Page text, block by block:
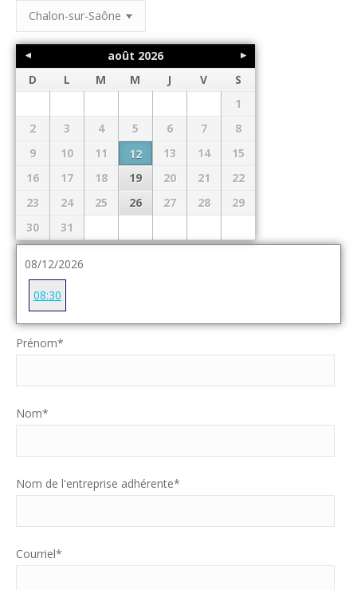
août 2026
D
L M M J V
S
1
2
3 4 5 6 7
8
9
10 11 12 13 14
15
16
17 18 19 20 21
22
23
24 25 26 27 28
29
30
31
08/12/2026
08:30
Prénom*
Nom*
Nom de l'entreprise adhérente*
Courriel*